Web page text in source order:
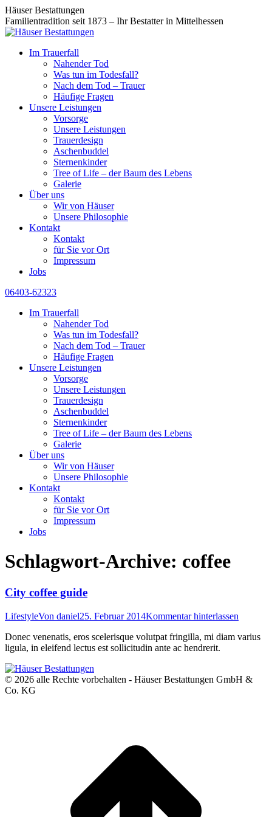
Zum
Inhalt
springen
Facebook
page
opens
new
Instagram
page
opens
new
Häuser Bestattungen
Familientradition seit 1873 – Ihr Bestatter in Mittelhessen
Im Trauerfall
Nahender Tod
Was tun im Todesfall?
Nach dem Tod – Trauer
Häufige Fragen
Unsere Leistungen
Vorsorge
Unsere Leistungen
Trauerdesign
Aschenbuddel
Sternenkinder
Tree of Life – der Baum des Lebens
Galerie
Über uns
Wir von Häuser
Unsere Philosophie
Kontakt
Kontakt
für Sie vor Ort
Impressum
Jobs
06403-62323
Im Trauerfall
Nahender Tod
Was tun im Todesfall?
Nach dem Tod – Trauer
Häufige Fragen
Unsere Leistungen
Vorsorge
Unsere Leistungen
Trauerdesign
Aschenbuddel
Sternenkinder
Tree of Life – der Baum des Lebens
Galerie
Über uns
Wir von Häuser
Unsere Philosophie
Kontakt
Kontakt
für Sie vor Ort
Impressum
Jobs
Schlagwort-Archive: coffee
City coffee guide
LifestyleVon daniel25. Februar 2014Kommentar hinterlassen
Donec venenatis, eros scelerisque volutpat fringilla, mi diam varius
ligula, in eleifend lectus est sollicitudin ante ac hendrerit.
© 2026 alle Rechte vorbehalten - Häuser Bestattungen GmbH &
Co. KG